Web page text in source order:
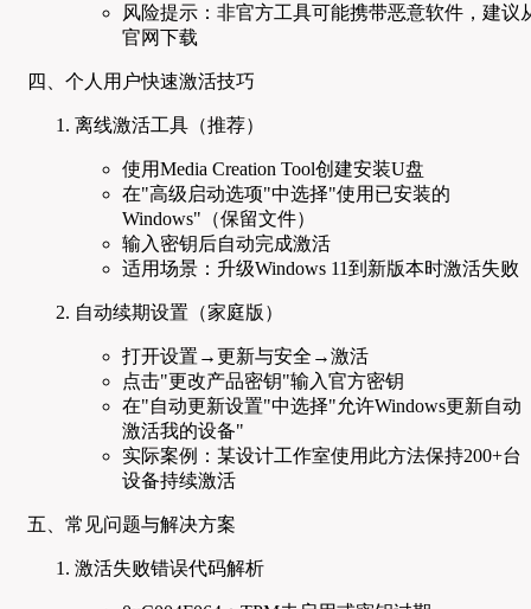
风险提示：非官方工具可能携带恶意软件，建议
官网下载
四、个人用户快速激活技巧
离线激活工具（推荐）
使用Media Creation Tool创建安装U盘
在"高级启动选项"中选择"使用已安装的
Windows"（保留文件）
输入密钥后自动完成激活
适用场景：升级Windows 11到新版本时激活失败
自动续期设置（家庭版）
打开设置→更新与安全→激活
点击"更改产品密钥"输入官方密钥
在"自动更新设置"中选择"允许Windows更新自动
激活我的设备"
实际案例：某设计工作室使用此方法保持200+台
设备持续激活
五、常见问题与解决方案
激活失败错误代码解析